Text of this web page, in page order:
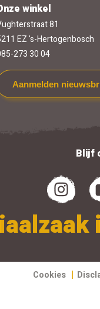
winkel
81
EZ 's-Hertogenbosch
273 30 04
Aanmelden
Blijf
Cookies |